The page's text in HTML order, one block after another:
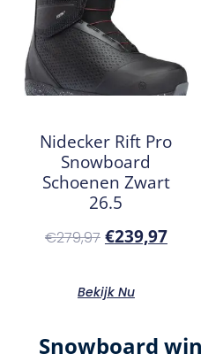
Nidecker Rift Pro
Snowboard
Schoenen Zwart
26.5
€279,97 €239,97
Bekijk Nu
Snowboard